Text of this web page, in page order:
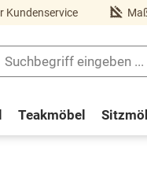
Kundenservice
Teakmöbel